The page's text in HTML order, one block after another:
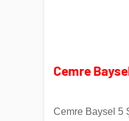
Cemre
Cemre Baysel 5